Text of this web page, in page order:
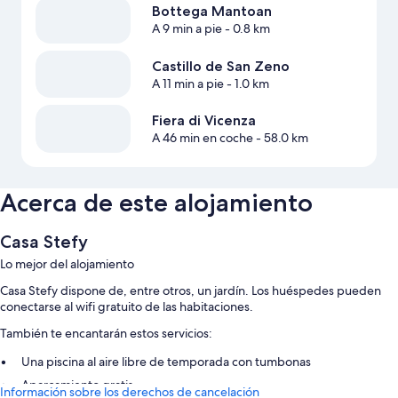
Bottega Mantoan
A 9 min a pie- 0.8 km
Castillo de San Zeno
A 11 min a pie- 1.0 km
Fiera di Vicenza
A 46 min en coche- 58.0 km
Acerca de este alojamiento
Casa Stefy
Lo mejor del alojamiento
Casa Stefy dispone de, entre otros, un jardín. Los huéspedes pueden
conectarse al wifi gratuito de las habitaciones.
También te encantarán estos servicios:
Una piscina al aire libre de temporada con tumbonas
Aparcamiento gratis
Información sobre los derechos de cancelación